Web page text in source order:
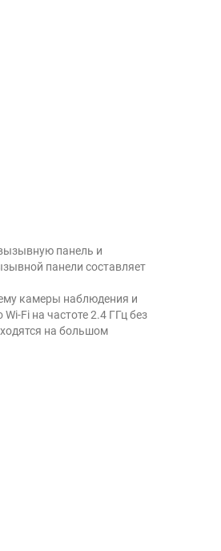
панель и
панели составляет
камеры наблюдения и
Fi на частоте 2.4 ГГц без
на большом